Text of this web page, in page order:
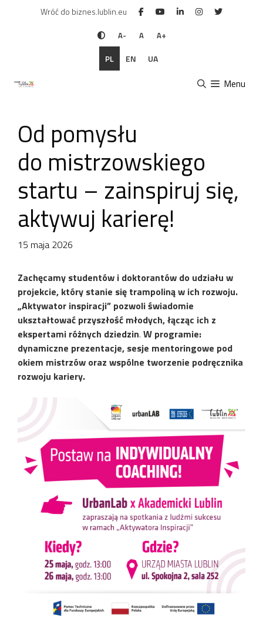
Wróć do biznes.lublin.eu
A- A A+
PL EN UA
Menu
Od pomysłu
do mistrzowskiego
startu – zainspiruj się,
aktywuj karierę!
15 maja 2026
Zachęcamy studentów i doktorantów do udziału w
projekcie, który stanie się trampolinąw ich rozwoju.
„Aktywator inspiracji” pozwoli świadomie
ukształtować przyszłość młodych, łącząc ich z
ekspertami różnych dziedzin. W programie:
dynamiczne prezentacje, sesje mentoringowe pod
okiem mistrzów oraz wspólne tworzenie podręcznika
rozwoju kariery.